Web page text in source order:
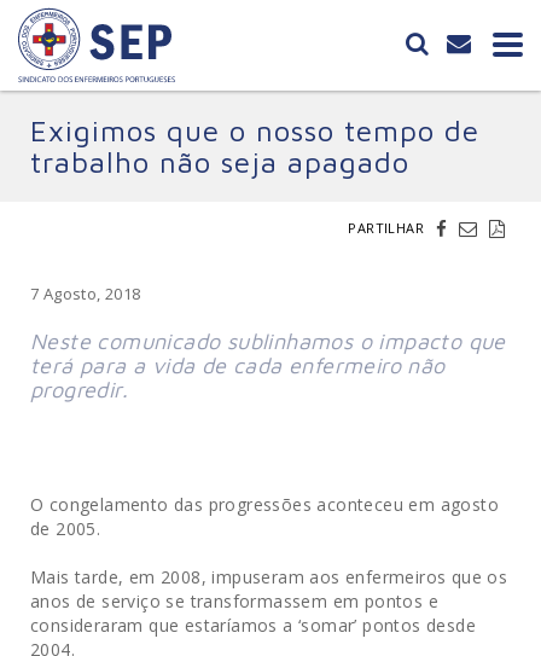
Exigimos que o nosso tempo de
trabalho não seja apagado
PARTILHAR
7 Agosto, 2018
Neste comunicado sublinhamos o impacto que
terá para a vida de cada enfermeiro não
progredir.
O congelamento das progressões aconteceu em agosto
de 2005.
Mais tarde, em 2008, impuseram aos enfermeiros que os
anos de serviço se transformassem em pontos e
consideraram que estaríamos a ‘somar’ pontos desde
2004.